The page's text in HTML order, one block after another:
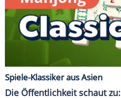
Spiele-Klassiker aus Asien
Die Öffentlichkeit schaut zu: